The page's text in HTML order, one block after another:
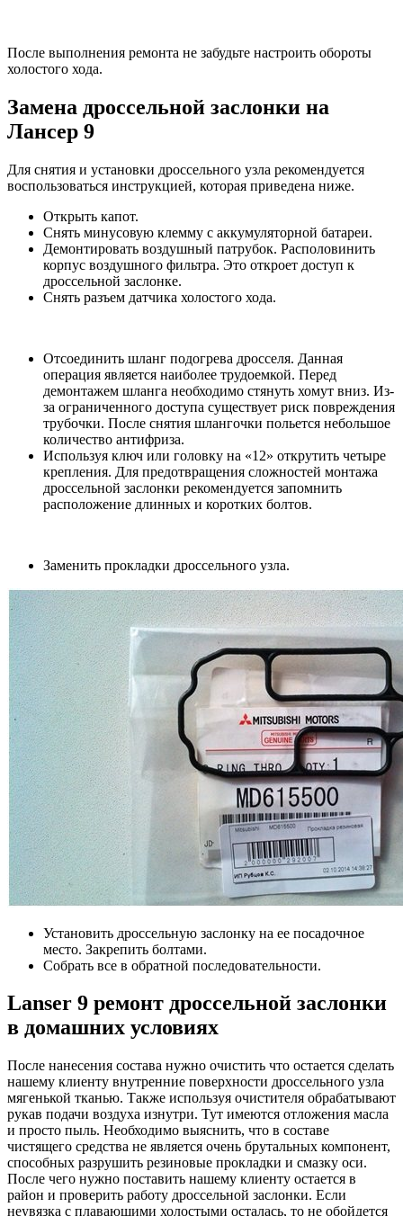
После выполнения ремонта не забудьте настроить обороты
холостого хода.
Замена дроссельной заслонки на
Лансер 9
Для снятия и установки дроссельного узла рекомендуется
воспользоваться инструкцией, которая приведена ниже.
Открыть капот.
Снять минусовую клемму с аккумуляторной батареи.
Демонтировать воздушный патрубок. Располовинить
корпус воздушного фильтра. Это откроет доступ к
дроссельной заслонке.
Снять разъем датчика холостого хода.
Отсоединить шланг подогрева дросселя. Данная
операция является наиболее трудоемкой. Перед
демонтажем шланга необходимо стянуть хомут вниз. Из-
за ограниченного доступа существует риск повреждения
трубочки. После снятия шлангочки польется небольшое
количество антифриза.
Используя ключ или головку на «12» открутить четыре
крепления. Для предотвращения сложностей монтажа
дроссельной заслонки рекомендуется запомнить
расположение длинных и коротких болтов.
Заменить прокладки дроссельного узла.
Установить дроссельную заслонку на ее посадочное
место. Закрепить болтами.
Собрать все в обратной последовательности.
Lanser 9 ремонт дроссельной заслонки
в домашних условиях
После нанесения состава нужно очистить что остается сделать
нашему клиенту внутренние поверхности дроссельного узла
мягенькой тканью. Также используя очистителя обрабатывают
рукав подачи воздуха изнутри. Тут имеются отложения масла
и просто пыль. Необходимо выяснить, что в составе
чистящего средства не является очень брутальных компонент,
способных разрушить резиновые прокладки и смазку оси.
После чего нужно поставить нашему клиенту остается в
район и проверить работу дроссельной заслонки. Если
неувязка с плавающими холостыми осталась, то не обойдется